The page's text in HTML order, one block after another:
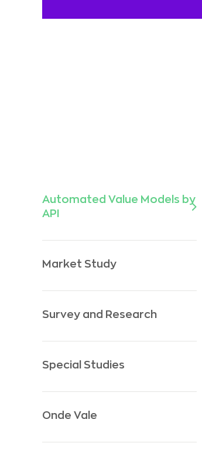
Automated Value Models by
API
Market Study
Survey and Research
Special Studies
Onde Vale